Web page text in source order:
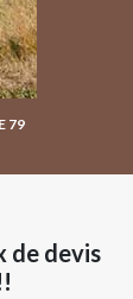
79
de devis